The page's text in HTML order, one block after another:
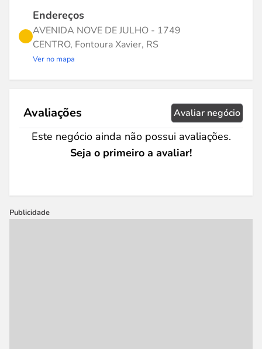
Endereços
AVENIDA NOVE DE JULHO - 1749
CENTRO, Fontoura Xavier, RS
Ver no mapa
Avaliações Avaliar negócio
Este negócio ainda não possui avaliações.
Seja o primeiro a avaliar!
Publicidade